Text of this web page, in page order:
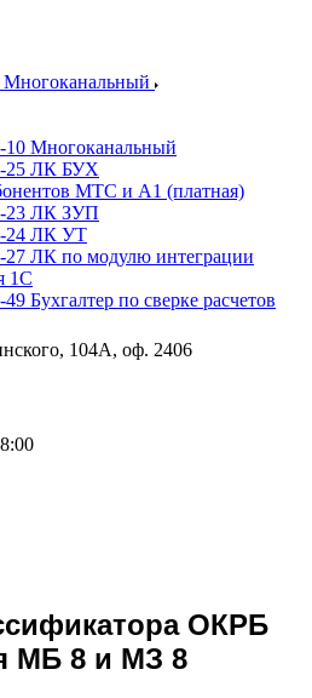
Многоканальный
10 Многоканальный
25 ЛК БУХ
МТС и А1 (платная)
23 ЛК ЗУП
24 ЛК УТ
27 ЛК по модулю интеграции
1С
49 Бухгалтер по сверке расчетов
104А, оф. 2406
ОКРБ
МБ 8 и МЗ 8